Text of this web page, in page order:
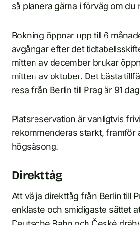
så planera gärna i förväg om du
Bokning öppnar upp till 6
avgångar efter det
mitten av december brukar
mitten av oktober. Det bästa
resa från Berlin till Prag är 91
Platsreservation är vanligtvis
rekommenderas starkt, framför
högsäsong.
Direkttåg
Att välja direkttåg från Berlin till
enklaste och smidigaste sättet